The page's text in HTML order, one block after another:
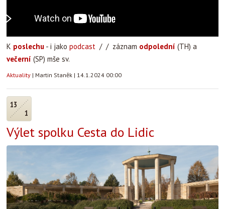
K poslechu - i jako podcast / / záznam odpolední (TH) a
večerní (SP) mše sv.
Aktuality | Martin Staněk | 14.1.2024 00:00
13
1
Výlet spolku Cesta do Lidic